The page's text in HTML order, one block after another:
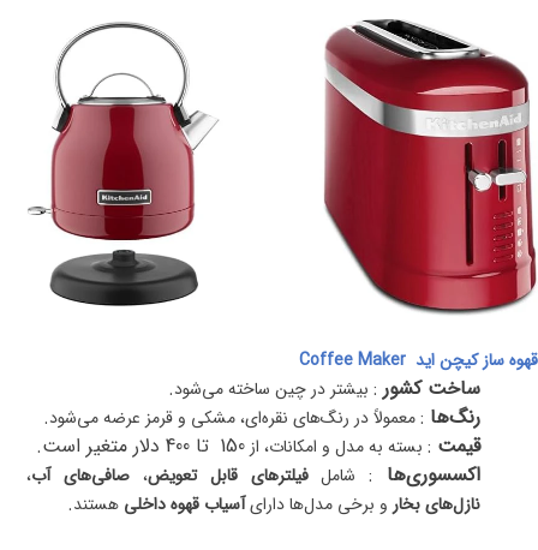
قهوه ‌ساز کیچن اید Coffee Maker
ساخت کشور: بیشتر در چین ساخته می‌شود.
رنگ‌ها :معمولاً در رنگ‌های نقره‌ای، مشکی و قرمز عرضه می‌شود.
قیمت : بسته به مدل و امکانات، از 150 تا 400 دلار متغیر است
.
اکسسوری‌ها : شاملفیلترهای قابل تعویض، صافی‌های آب،
نازل‌های بخار و برخی مدل‌ها دارایآسیاب قهوه داخلی هستند.